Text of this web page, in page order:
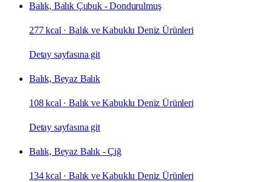
Balık, Balık Çubuk - Dondurulmuş
277 kcal ·Balık ve Kabuklu Deniz Ürünleri
Detay sayfasına git
Balık, Beyaz Balık
108 kcal ·Balık ve Kabuklu Deniz Ürünleri
Detay sayfasına git
Balık, Beyaz Balık - Çiğ
134 kcal ·Balık ve Kabuklu Deniz Ürünleri